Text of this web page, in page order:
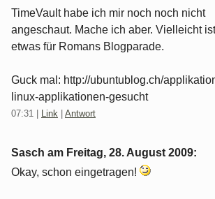
TimeVault habe ich mir noch noch nicht
angeschaut. Mache ich aber. Vielleicht
etwas für Romans Blogparade.
Guck mal: http://ubuntublog.ch/
linux-applikationen-gesucht
07:31 Link Antwort
Sasch am Freitag, 28. August 2009:
Okay, schon eingetragen!